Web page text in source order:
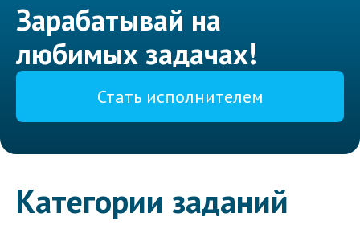
Зарабатывай на
любимых задачах!
Стать исполнителем
Категории заданий